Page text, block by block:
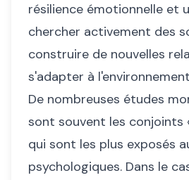
résilience émotionnelle et
chercher activement des
construire de nouvelles
s'adapter à
De nombreuses études
sont souvent les conjoints
qui sont les plus exposés
psychologiques. Dans le